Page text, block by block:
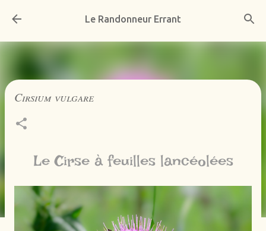
Accéder au contenu principal
Le Randonneur Errant
Cirsium vulgare
Le Cirse à feuilles lancéolées